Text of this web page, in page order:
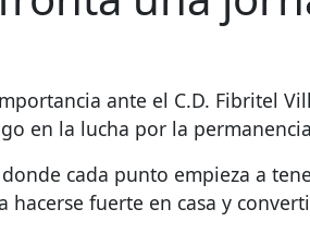
ante el C.D. Fibritel
en la lucha por la
cada punto empieza a
hacerse fuerte en casa y